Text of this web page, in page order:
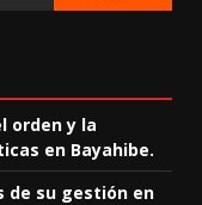
orden y la
en Bayahibe.
de su gestión en